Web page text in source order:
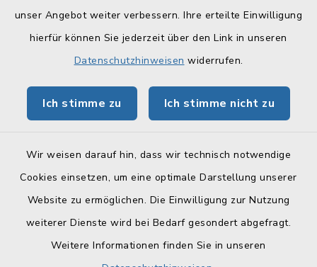
unser Angebot weiter verbessern. Ihre erteilte Einwilligung
hierfür können Sie jederzeit über den Link in unseren
Datenschutzhinweisen widerrufen.
Ich stimme zu Ich stimme nicht zu
Wir weisen darauf hin, dass wir technisch notwendige
Cookies einsetzen, um eine optimale Darstellung unserer
Website zu ermöglichen. Die Einwilligung zur Nutzung
weiterer Dienste wird bei Bedarf gesondert abgefragt.
Weitere Informationen finden Sie in unseren
Landratsamt Lichtenfels
Geoportal Lichtenfels
BayernPortal
Barrierefreiheit